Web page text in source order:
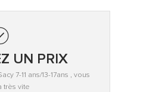
UN PRIX
7-11 ans/13-17ans , vous
très vite